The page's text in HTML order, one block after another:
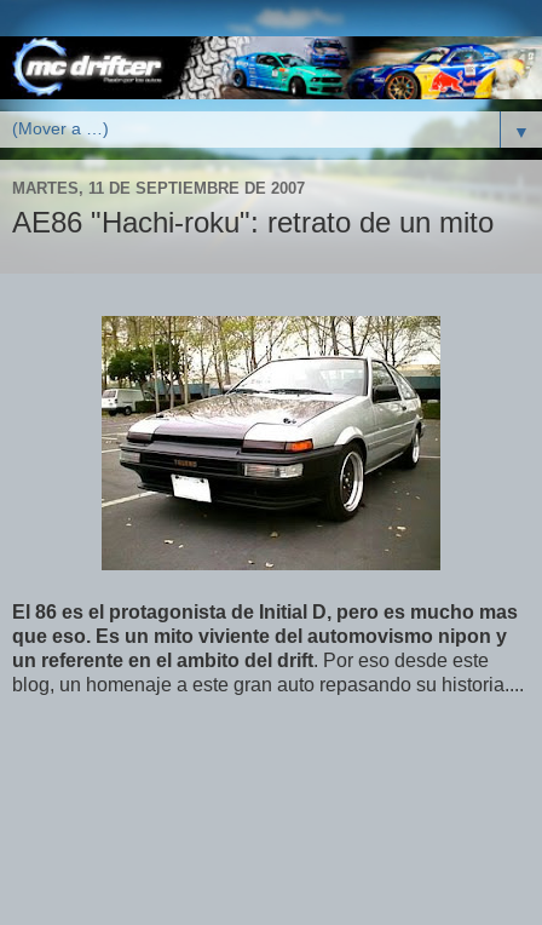
▼
MARTES, 11 DE SEPTIEMBRE DE 2007
AE86 "Hachi-roku": retrato de un mito
El 86 es el protagonista de Initial D, pero es mucho mas
que eso. Es un mito viviente del automovismo nipon y
un referente en el ambito del drift. Por eso desde este
blog, un homenaje a este gran auto repasando su historia....